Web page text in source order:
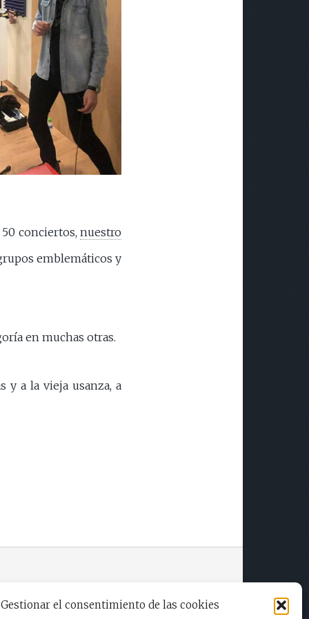
Gestionar el consentimiento de las cookies
50 conciertos, nuestro
emblemáticos y
en muchas otras.
y a la vieja usanza, a